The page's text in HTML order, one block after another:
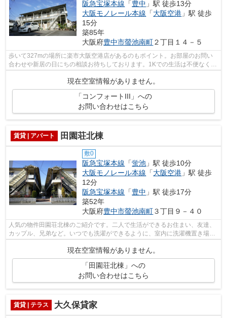
阪急宝塚本線 「豊中 」駅 徒歩13分
大阪モノレール本線 「大阪空港 」駅 徒歩
15分
築85年
大阪府豊中市螢池南町２丁目１４－５
歩いて327mの場所に楽市大阪空港店があるのもポイント。お部屋のお問い
合わせや新居の日にちの相談お待ちしております。1Kでの生活は不便なく快
現在空室情報がありません。
「コンフォートIII」への
お問い合わせはこちら
賃貸 | アパート 田園荘北棟
敷0
阪急宝塚本線 「蛍池 」駅 徒歩10分
大阪モノレール本線 「大阪空港 」駅 徒歩
12分
阪急宝塚本線 「豊中 」駅 徒歩17分
築52年
大阪府豊中市螢池南町３丁目９－４０
人気の物件田園荘北棟のご紹介です。二人で生活ができるお住まい、友達、
カップル、兄弟など。いつでも洗濯ができるように、室内に洗濯機置き場を
現在空室情報がありません。
「田園荘北棟」への
お問い合わせはこちら
賃貸 | テラス 大久保貸家